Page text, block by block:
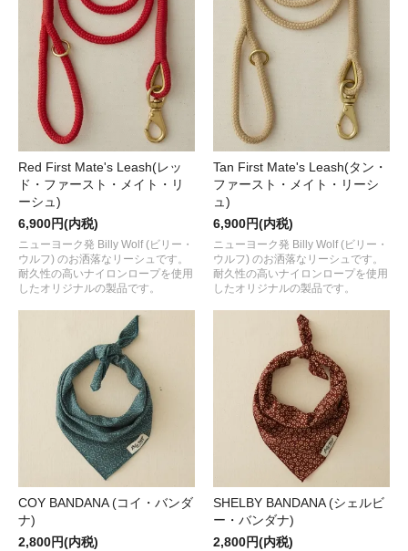
Red First Mate's Leash(レッ
ド・ファースト・メイト・リ
ーシュ)
6,900円(内税)
ニューヨーク発 Billy Wolf (ビリー・
ウルフ) のお洒落なリーシュです。
耐久性の高いナイロンロープを使用
したオリジナルの製品です。
Tan First Mate's Leash(タン・
ファースト・メイト・リーシ
ュ)
6,900円(内税)
ニューヨーク発 Billy Wolf (ビリー・
ウルフ) のお洒落なリーシュです。
耐久性の高いナイロンロープを使用
したオリジナルの製品です。
COY BANDANA (コイ・バンダ
ナ)
2,800円(内税)
SHELBY BANDANA (シェルビ
ー・バンダナ)
2,800円(内税)